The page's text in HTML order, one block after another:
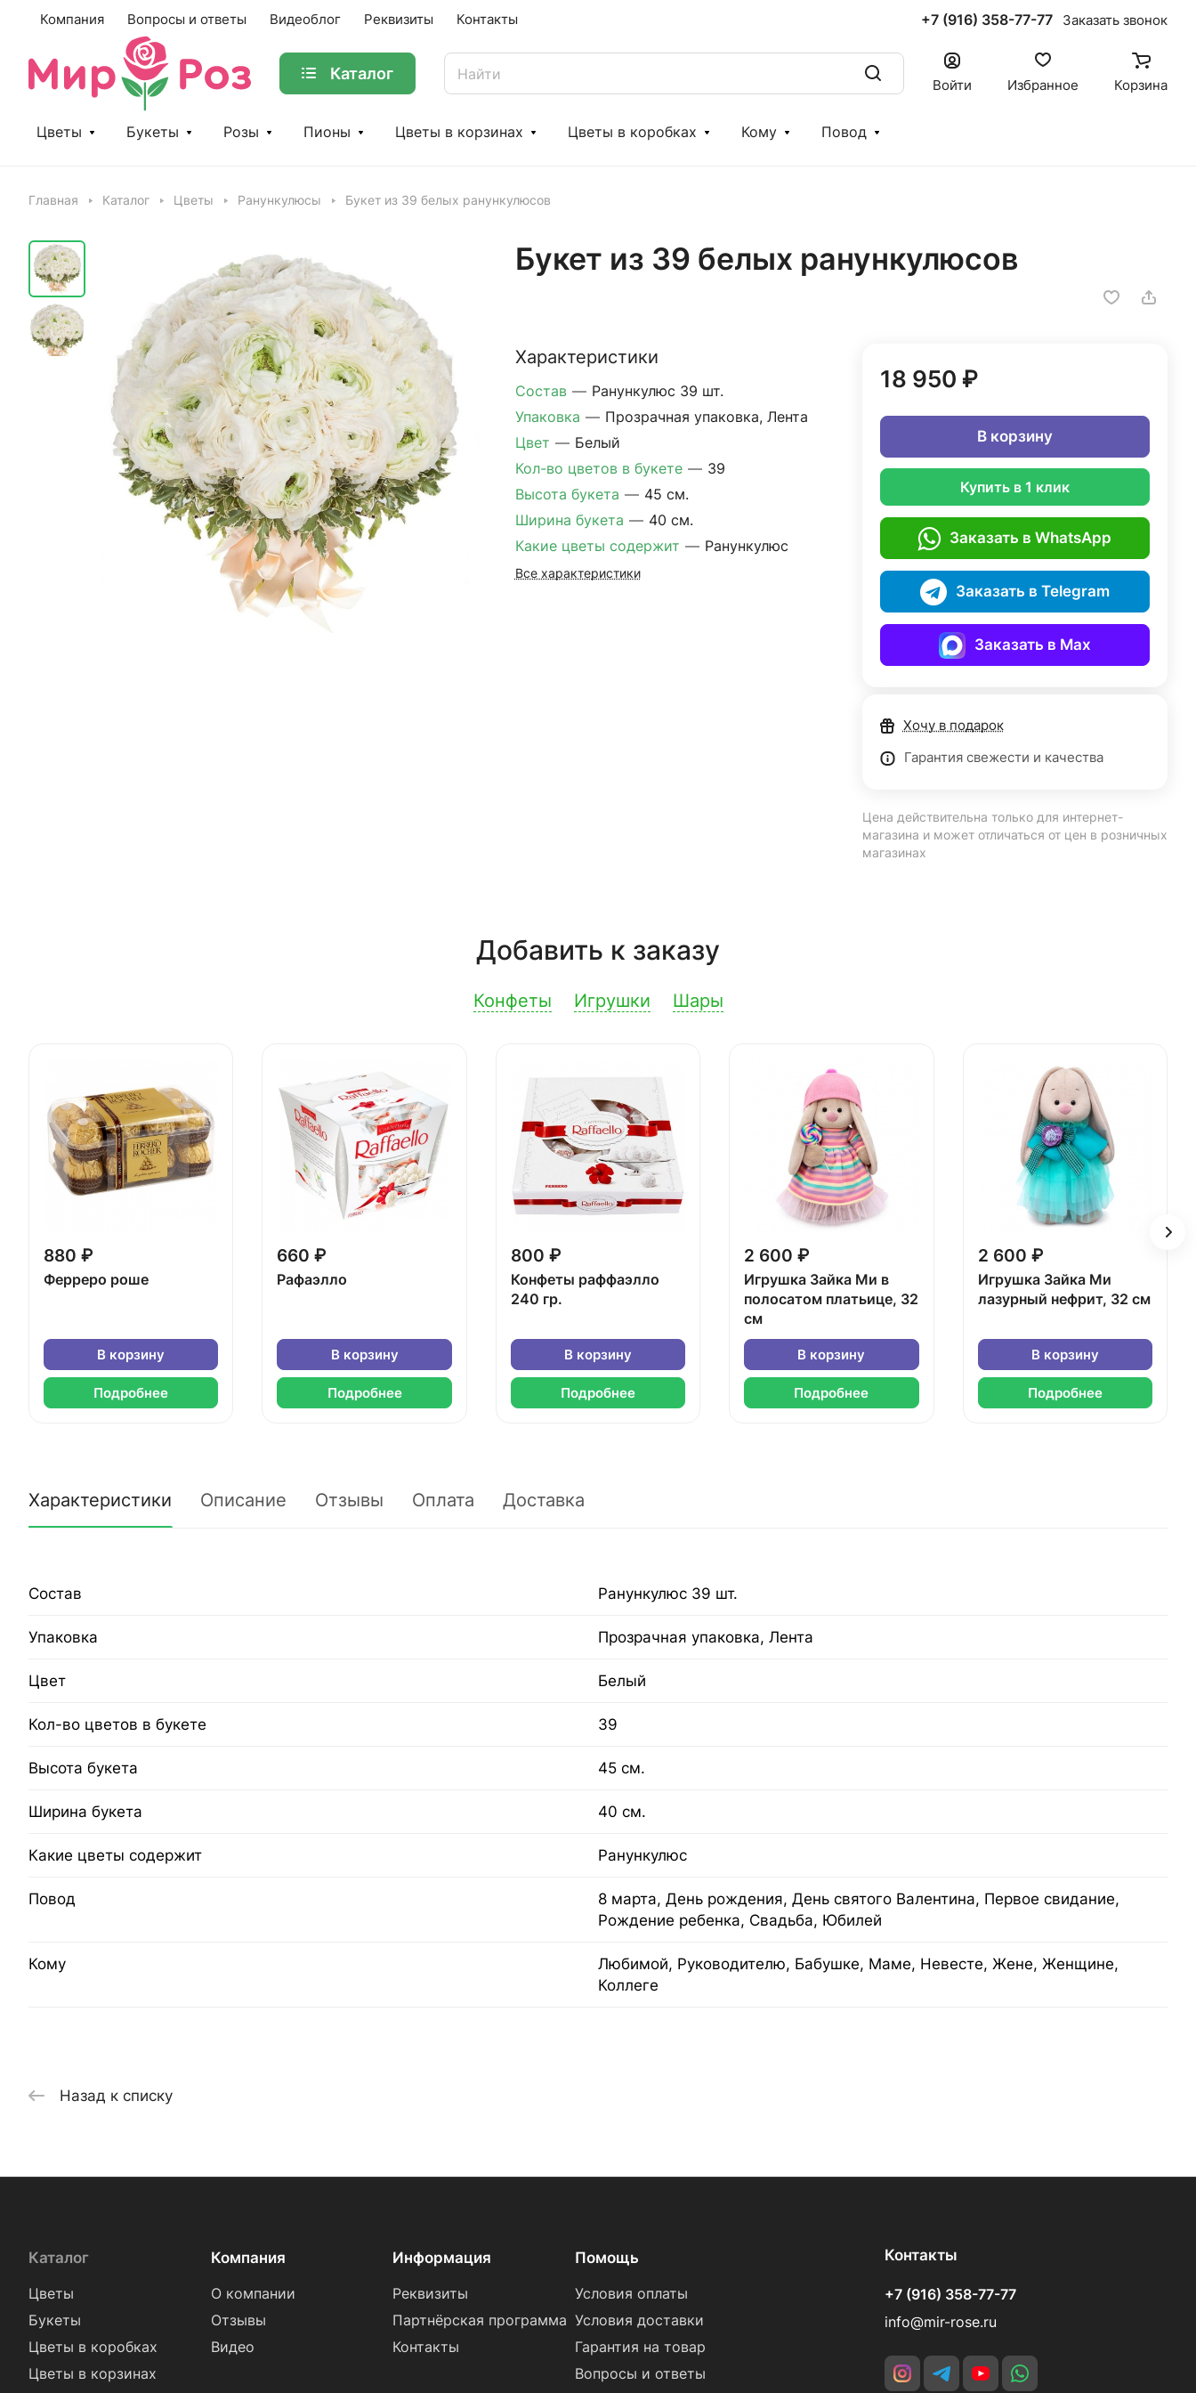
Компания Вопросы и ответы Видеоблог Реквизиты Контакты +7 (916) 358-77-77 Заказать звонок
Каталог
Войти Избранное Корзина
Цветы Букеты Розы Пионы Цветы в корзинах Цветы в коробках Кому Повод
Главная Каталог Цветы Ранункулюсы Букет из 39 белых ранункулюсов
Букет из 39 белых ранункулюсов
Характеристики
Состав — Ранункулюс 39 шт.
Упаковка — Прозрачная упаковка, Лента
Цвет — Белый
Кол-во цветов в букете — 39
Высота букета — 45 см.
Ширина букета — 40 см.
Какие цветы содержит — Ранункулюс
Все характеристики
18 950 ₽
В корзину
Купить в 1 клик
Заказать в WhatsApp
Заказать в Telegram
Заказать в Max
Хочу в подарок
Гарантия свежести и качества
Цена действительна только для интернет-
магазина и может отличаться от цен в розничных
магазинах
Добавить к заказу
Конфеты Игрушки Шары
880 ₽
Ферреро роше
В корзину
Подробнее
660 ₽
Рафаэлло
В корзину
Подробнее
800 ₽
Конфеты раффаэлло
240 гр.
В корзину
Подробнее
2 600 ₽
Игрушка Зайка Ми в
полосатом платьице, 32
см
В корзину
Подробнее
2 600 ₽
Игрушка Зайка Ми
лазурный нефрит, 32 см
В корзину
Подробнее
Характеристики Описание Отзывы Оплата Доставка
Состав Ранункулюс 39 шт.
Упаковка Прозрачная упаковка, Лента
Цвет Белый
Кол-во цветов в букете 39
Высота букета 45 см.
Ширина букета 40 см.
Какие цветы содержит Ранункулюс
Повод
8 марта, День рождения, День святого Валентина, Первое свидание,
Рождение ребенка, Свадьба, Юбилей
Кому
Любимой, Руководителю, Бабушке, Маме, Невесте, Жене, Женщине,
Коллеге
Назад к списку
Каталог
Цветы
Букеты
Цветы в коробках
Цветы в корзинах
Компания
О компании
Отзывы
Видео
Информация
Реквизиты
Партнёрская программа
Контакты
Помощь
Условия оплаты
Условия доставки
Гарантия на товар
Вопросы и ответы
Контакты
+7 (916) 358-77-77
info@mir-rose.ru